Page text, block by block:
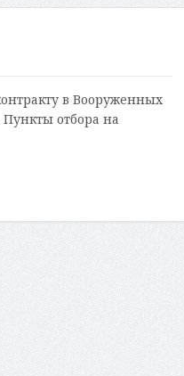
в Вооруженных
Пункты отбора на